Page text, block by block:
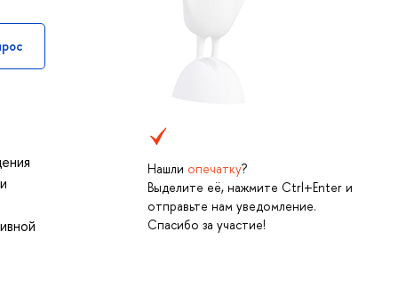
Нашли опечатку?
Выделите её, нажмите Ctrl+Enter и
отправьте нам уведомление.
Спасибо за участие!